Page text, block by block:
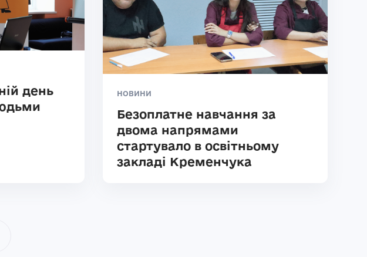
день
НОВИНИ
Безоплатне навчання за
двома напрямами
стартувало в освітньому
закладі Кременчука